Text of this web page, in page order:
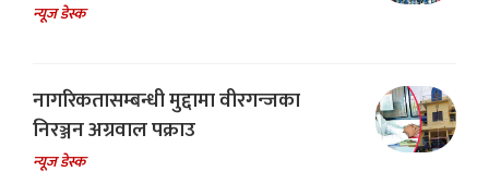
न्यूज डेस्क
नागरिकतासम्बन्धी मुद्दामा वीरगन्जका
निरञ्जन अग्रवाल पक्राउ
न्यूज डेस्क